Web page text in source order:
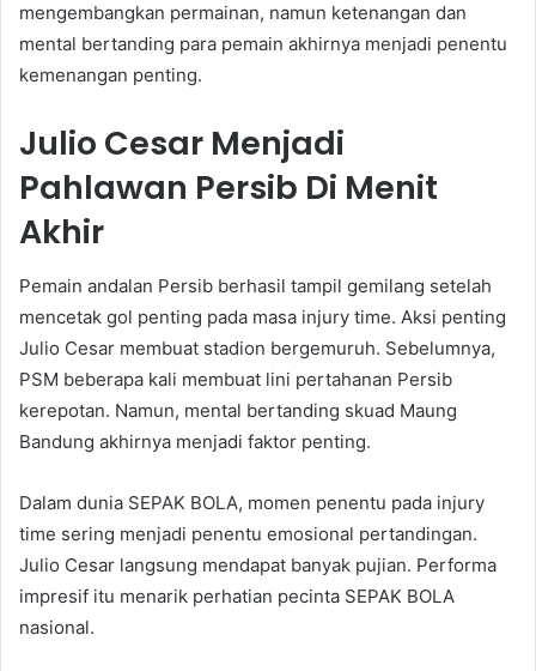
mengembangkan permainan, namun ketenangan dan
mental bertanding para pemain akhirnya menjadi penentu
kemenangan penting.
Julio Cesar Menjadi
Pahlawan Persib Di Menit
Akhir
Pemain andalan Persib berhasil tampil gemilang setelah
mencetak gol penting pada masa injury time. Aksi penting
Julio Cesar membuat stadion bergemuruh. Sebelumnya,
PSM beberapa kali membuat lini pertahanan Persib
kerepotan. Namun, mental bertanding skuad Maung
Bandung akhirnya menjadi faktor penting.
Dalam dunia SEPAK BOLA, momen penentu pada injury
time sering menjadi penentu emosional pertandingan.
Julio Cesar langsung mendapat banyak pujian. Performa
impresif itu menarik perhatian pecinta SEPAK BOLA
nasional.